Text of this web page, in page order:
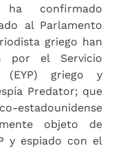
confirmado
al Parlamento
griego han
por el Servicio
(EYP) griego y
Predator; que
estadounidense
objeto de
y espiado con el